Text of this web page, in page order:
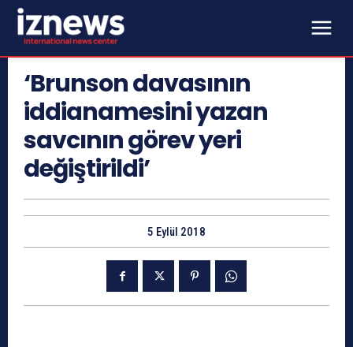
‘Brunson davasının
iddianamesini yazan
savcının görev yeri
değiştirildi’
5 Eylül 2018